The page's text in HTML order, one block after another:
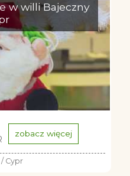
w willi Bajeczny
zobacz więcej
Cypr